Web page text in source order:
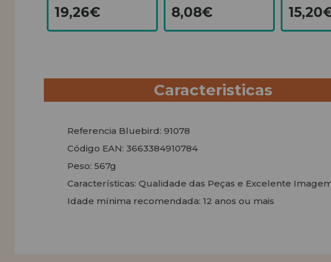
19,26€ 8,08€
Caracteristicas
Referencia Bluebird: 91078
Código EAN: 3663384910784
Peso: 567g
Características: Qualidade das Peças e Excelente
Idade mínima recomendada: 12 anos ou mais